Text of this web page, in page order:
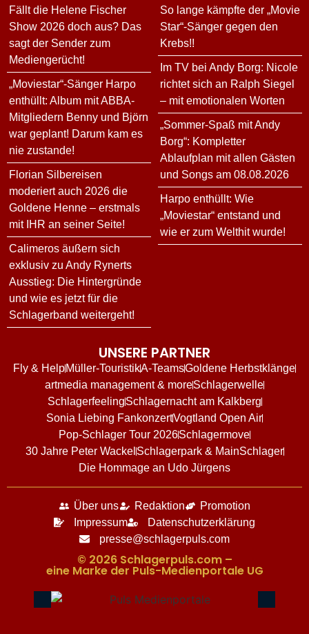
Fällt die Helene Fischer
Show 2026 doch aus? Das
sagt der Sender zum
Mediengerücht!
„Moviestar“-Sänger Harpo
enthüllt: Album mit ABBA-
Mitgliedern Benny und Björn
war geplant! Darum kam es
nie zustande!
Florian Silbereisen
moderiert auch 2026 die
Goldene Henne – erstmals
mit IHR an seiner Seite!
Calimeros äußern sich
exklusiv zu Andy Rynerts
Ausstieg: Die Hintergründe
und wie es jetzt für die
Schlagerband weitergeht!
So lange kämpfte der „Movie
Star“-Sänger gegen den
Krebs!!
Im TV bei Andy Borg: Nicole
richtet sich an Ralph Siegel
– mit emotionalen Worten
„Sommer-Spaß mit Andy
Borg“: Kompletter
Ablaufplan mit allen Gästen
und Songs am 08.08.2026
Harpo enthüllt: Wie
„Moviestar“ entstand und
wie er zum Welthit wurde!
UNSERE PARTNER
Fly & HelpMüller-TouristikA-TeamsGoldene Herbstklänge
artmedia management & moreSchlagerwelle
SchlagerfeelingSchlagernacht am Kalkberg
Sonia Liebing FankonzertVogtland Open Air
Pop-Schlager Tour 2026Schlagermove
30 Jahre Peter Wackel Schlagerpark & MainSchlager
Die Hommage an Udo Jürgens
Über uns Redaktion
Promotion
Impressum
Datenschutzerklärung
presse@schlagerpuls.com
© 2026 Schlagerpuls.com –
eine Marke der Puls-Medienportale UG​